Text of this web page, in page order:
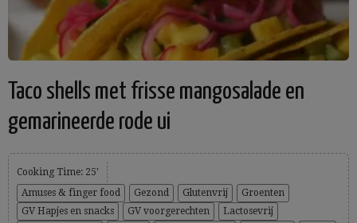
Taco shells met frisse mangosalade en
gemarineerde rode ui
Cooking Time: 25'
Amuses & finger food
Gezond Glutenvrij
Groenten
GV Hapjes en snacks
GV voorgerechten
Lactosevrij